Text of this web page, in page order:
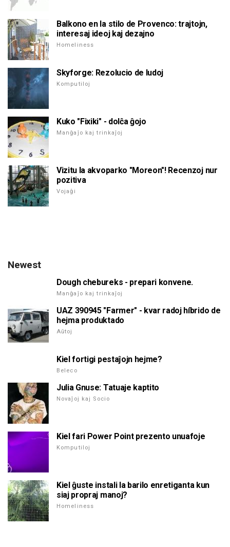
Balkono en la stilo de Provenco: trajtojn,
interesaj ideoj kaj dezajno
Homeliness
Skyforge: Rezolucio de ludoj
Komputiloj
Kuko "Fixiki" - dolĉa ĝojo
Manĝaĵo kaj trinkaĵoj
Vizitu la akvoparko "Moreon"! Recenzoj nur
pozitiva
Vojaĝi
Newest
Dough chebureks - prepari konvene.
Manĝaĵo kaj trinkaĵoj
UAZ 390945 "Farmer" - kvar radoj híbrido de
hejma produktado
Aŭtoj
Kiel fortigi pestaĵojn hejme?
Beleco
Julia Gnuse: Tatuaje kaptito
Novaĵoj kaj Socio
Kiel fari Power Point prezento unuafoje
Komputiloj
Kiel ĝuste instali la barilo enretiganta kun
siaj propraj manoj?
Homeliness